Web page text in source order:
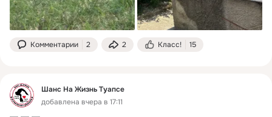
Комментарии 2 2 Класс! 15
Шанс На Жизнь Туапсе
добавлена вчера в 17:11